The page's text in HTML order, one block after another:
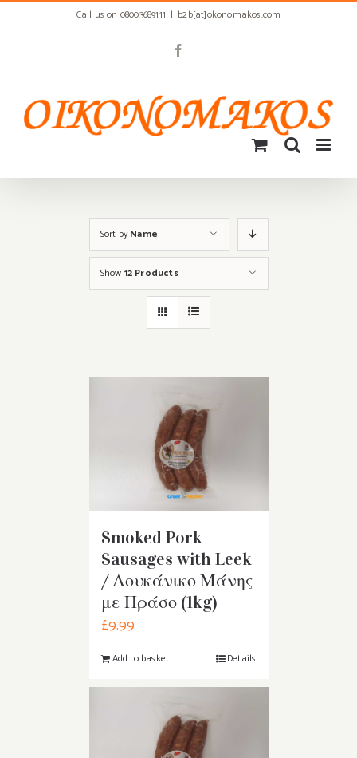
Call us on 08003689111 | b2b[at]okonomakos.com
Sort byName
Show 12 Products
Smoked Pork
Sausages with Leek
/ Λουκάνικο Μάνης
με Πράσο (1kg)
£9.99
Add to basket Details